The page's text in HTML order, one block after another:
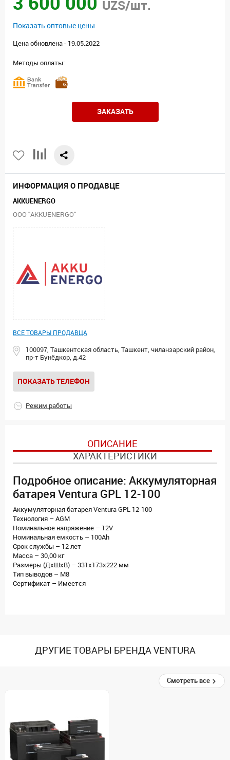
UZS/шт.
Показать оптовые цены
Цена обновлена - 19.05.2022
Методы оплаты:
ЗАКАЗАТЬ
ИНФОРМАЦИЯ О ПРОДАВЦЕ
AKKUENERGO
ООО "AKKUENERGO"
ВСЕ ТОВАРЫ ПРОДАВЦА
100097, Ташкентская область, Ташкент, чиланзарский район,
пр-т Бунёдкор, д.42
ПОКАЗАТЬ ТЕЛЕФОН
Режим работы
ОПИСАНИЕ
ХАРАКТЕРИСТИКИ
Подробное описание: Аккумуляторная
батарея Ventura GPL 12-100
Аккумуляторная батарея Ventura GPL 12-100
Технология – AGM
Номинальное напряжение – 12V
Номинальная емкость – 100Ah
Срок службы – 12 лет
Масса – 30,00 кг
Размеры (ДхШхВ) – 331х173х222 мм
Тип выводов – M8
Сертификат – Имеется
ДРУГИЕ ТОВАРЫ БРЕНДА VENTURA
Смотреть все